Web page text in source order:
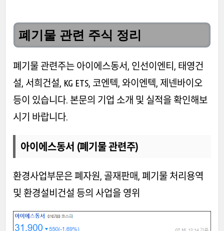
폐기물 관련 주식 정리
폐기물 관련주는 아이에스동서, 인선이엔티, 태영건
설, 서희건설, KG ETS, 코엔텍, 와이엔텍, 제넨바이오
등이 있습니다. 본문의 기업 소개 및 실적을 확인해보
시기 바랍니다.
아이에스동서 (폐기물 관련주)
환경사업부문은 폐자원, 골재판매, 폐기물 처리용역
및 환경설비건설 등의 사업을 영위